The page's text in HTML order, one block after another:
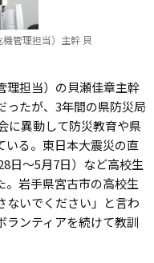
管理担当）主幹 貝
理担当）の貝瀬佳章主幹
ったが、3年間の県防災局
に異動して防災教育や県
いる。東日本大震災の直
日～5月7日）など高校生
。岩手県宮古市の高校生
ないでください」と言わ
ランティアを続けて教訓